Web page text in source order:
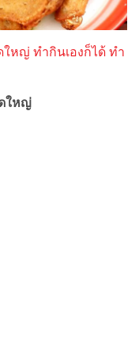
หญ่ ทำกินเองก็ได้ ทำ
ใหญ่